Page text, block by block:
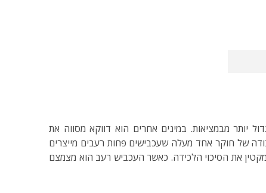
יותר מבמציאות. במינים אחרים הוא דווקא מסווה את
של חוקר אחד מעלה שעכבישים פחות רעבים מייצרים
את הסיכוי הלכידה. כאשר העכביש רעב הוא מצמצם